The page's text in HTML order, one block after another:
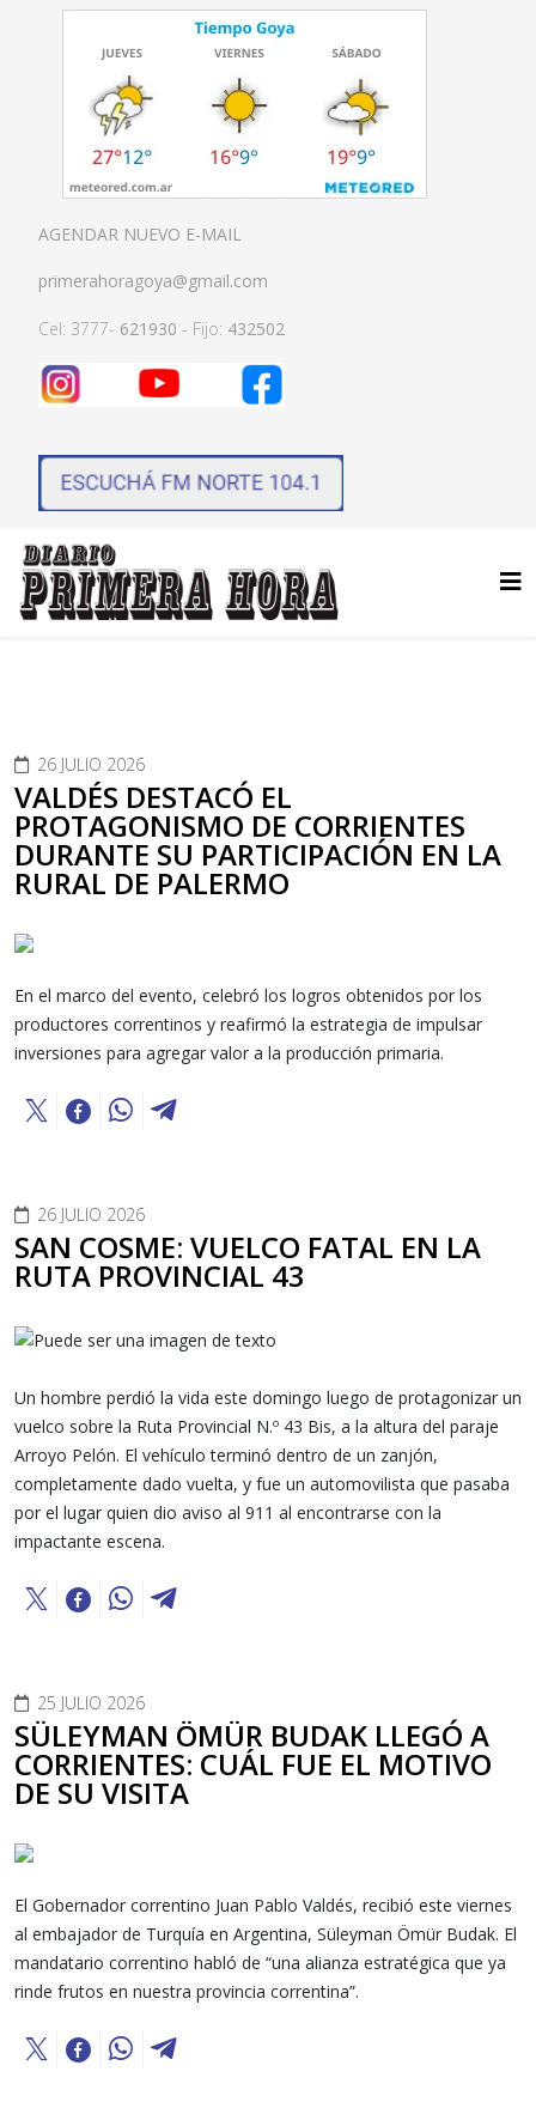
AGENDAR NUEVO E-MAIL
primerahoragoya@gmail.com
Cel: 3777- 621930 - Fijo: 432502
26 JULIO 2026
VALDÉS DESTACÓ EL
PROTAGONISMO DE CORRIENTES
DURANTE SU PARTICIPACIÓN EN LA
RURAL DE PALERMO
En el marco del evento, celebró los logros obtenidos por los
productores correntinos y reafirmó la estrategia de impulsar
inversiones para agregar valor a la producción primaria.
26 JULIO 2026
SAN COSME: VUELCO FATAL EN LA
RUTA PROVINCIAL 43
Un hombre perdió la vida este domingo luego de protagonizar un
vuelco sobre la Ruta Provincial N.º 43 Bis, a la altura del paraje
Arroyo Pelón. El vehículo terminó dentro de un zanjón,
completamente dado vuelta, y fue un automovilista que pasaba
por el lugar quien dio aviso al 911 al encontrarse con la
impactante escena.
25 JULIO 2026
SÜLEYMAN ÖMÜR BUDAK LLEGÓ A
CORRIENTES: CUÁL FUE EL MOTIVO
DE SU VISITA
El Gobernador correntino Juan Pablo Valdés, recibió este viernes
al embajador de Turquía en Argentina, Süleyman Ömür Budak. El
mandatario correntino habló de “una alianza estratégica que ya
rinde frutos en nuestra provincia correntina”.